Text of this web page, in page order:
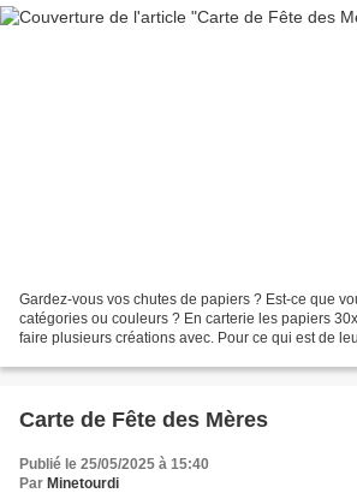
Gardez-vous vos chutes de papiers ? Est-ce que
catégories ou couleurs ? En carterie les papiers
faire plusieurs créations avec. Pour ce qui est de
Carte de Fête des Mères
Publié le 25/05/2025 à 15:40
Par Minetourdi